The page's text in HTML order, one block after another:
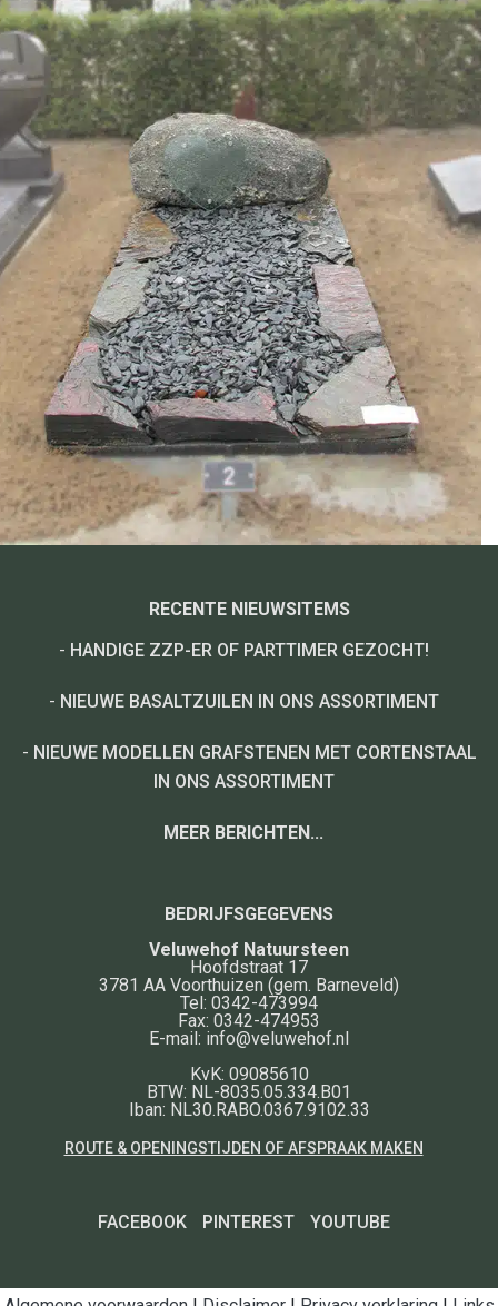
BEDRIJFSGEGEVENS
Veluwehof Natuursteen
Hoofdstraat 17
3781 AA Voorthuizen (gem. Barneveld)
Tel: 0342-473994
Fax: 0342-474953
E-mail: info@veluwehof.nl
KvK: 09085610
BTW: NL-8035.05.334.B01
Iban: NL30.RABO.0367.9102.33
ROUTE & OPENINGSTIJDEN OF AFSPRAAK MAKEN
RECENTE NIEUWSITEMS
- HANDIGE ZZP-ER OF PARTTIMER GEZOCHT!
- NIEUWE BASALTZUILEN IN ONS ASSORTIMENT
- NIEUWE MODELLEN GRAFSTENEN MET CORTENSTAAL
IN ONS ASSORTIMENT
MEER BERICHTEN...
FACEBOOK PINTEREST YOUTUBE